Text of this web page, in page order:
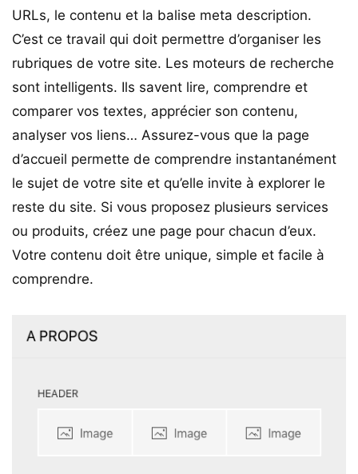
URLs, le contenu et la balise meta description.
C’est ce travail qui doit permettre d’organiser les
rubriques de votre site. Les moteurs de recherche
sont intelligents. Ils savent lire, comprendre et
comparer vos textes, apprécier son contenu,
analyser vos liens… Assurez-vous que la page
d’accueil permette de comprendre instantanément
le sujet de votre site et qu’elle invite à explorer le
reste du site. Si vous proposez plusieurs services
ou produits, créez une page pour chacun d’eux.
Votre contenu doit être unique, simple et facile à
comprendre.